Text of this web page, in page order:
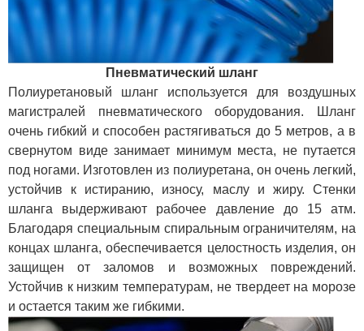
Пневматический шланг
Полиуретановый шланг используется для воздушных
магистралей пневматического оборудования. Шланг
очень гибкий и способен растягиваться до 5 метров, а в
свернутом виде занимает минимум места, не путается
под ногами. Изготовлен из полиуретана, он очень легкий,
устойчив к истиранию, износу, маслу и жиру. Стенки
шланга выдерживают рабочее давление до 15 атм.
Благодаря специальным спиральным ограничителям, на
концах шланга, обеспечивается целостность изделия, он
защищен от заломов и возможных повреждений.
Устойчив к низким температурам, не твердеет на морозе
и остается таким же гибкими.